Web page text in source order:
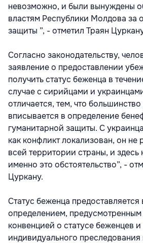
невозможно, и были вынуждены
властям Республики Молдова за
защиты ”, - отметил Траян
Согласно законодательству,
заявление о предоставлении
получить статус беженца в
случае с сирийцами и
отличается, тем, что
вписывается в определение
гуманитарной защиты. С
как конфликт локализован, он не
всей территории страны, и здесь
именно это обстоятельство”, -
Цуркану.
Статус беженца предоставляется
определением,
конвенцией о статусе беженцев
индивидуального